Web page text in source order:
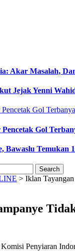
Akar Masalah,
Jejak Yenni
Gol
Bawaslu Temukan
> Iklan
Penyiaran